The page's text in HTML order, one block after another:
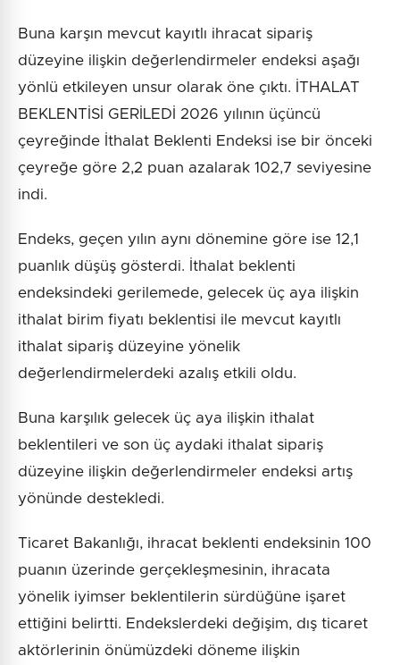
Buna karşın mevcut kayıtlı ihracat sipariş
düzeyine ilişkin değerlendirmeler endeksi aşağı
yönlü etkileyen unsur olarak öne çıktı. İTHALAT
BEKLENTİSİ GERİLEDİ 2026 yılının üçüncü
çeyreğinde İthalat Beklenti Endeksi ise bir önceki
çeyreğe göre 2,2 puan azalarak 102,7 seviyesine
indi.
Endeks, geçen yılın aynı dönemine göre ise 12,1
puanlık düşüş gösterdi. İthalat beklenti
endeksindeki gerilemede, gelecek üç aya ilişkin
ithalat birim fiyatı beklentisi ile mevcut kayıtlı
ithalat sipariş düzeyine yönelik
değerlendirmelerdeki azalış etkili oldu.
Buna karşılık gelecek üç aya ilişkin ithalat
beklentileri ve son üç aydaki ithalat sipariş
düzeyine ilişkin değerlendirmeler endeksi artış
yönünde destekledi.
Ticaret Bakanlığı, ihracat beklenti endeksinin 100
puanın üzerinde gerçekleşmesinin, ihracata
yönelik iyimser beklentilerin sürdüğüne işaret
ettiğini belirtti. Endekslerdeki değişim, dış ticaret
aktörlerinin önümüzdeki döneme ilişkin